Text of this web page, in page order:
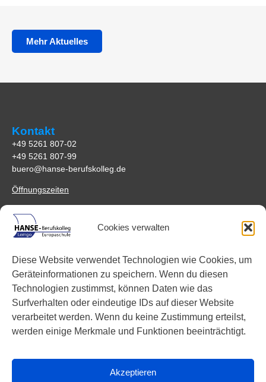
Cookies verwalten
Diese Website verwendet Technologien wie Cookies, um
Geräteinformationen zu speichern. Wenn du diesen
Technologien zustimmst, können Daten wie das
Surfverhalten oder eindeutige IDs auf dieser Website
verarbeitet werden. Wenn du keine Zustimmung erteilst,
werden einige Merkmale und Funktionen beeinträchtigt.
Akzeptieren
Mehr Aktuelles
Kontakt
+49 5261 807-02
+49 5261 807-99
buero@hanse-berufskolleg.de
Öffnungszeiten
Anfahrt
HANSE-Berufskolleg Lemgo
32657 Lemgo
Links
Facebook